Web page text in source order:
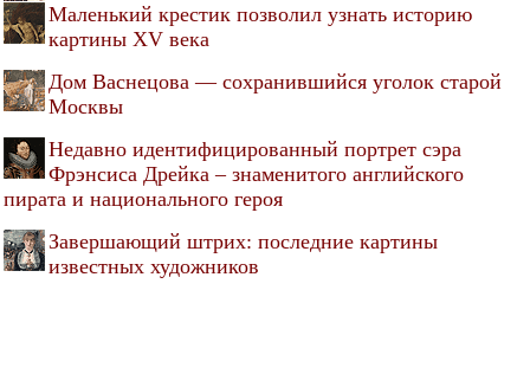
Маленький крестик позволил узнать историю
картины XV века
Дом Васнецова — сохранившийся уголок старой
Москвы
Недавно идентифицированный портрет сэра
Фрэнсиса Дрейка – знаменитого английского
пирата и национального героя
Завершающий штрих: последние картины
известных художников